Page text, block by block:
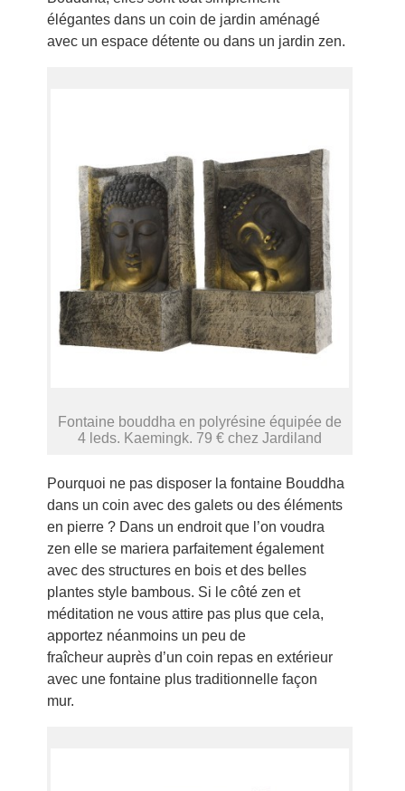
élégantes dans un coin de jardin aménagé
avec un espace détente ou dans un jardin zen.
Fontaine bouddha en polyrésine équipée de
4 leds. Kaemingk. 79 € chez Jardiland
Pourquoi ne pas disposer la fontaine Bouddha
dans un coin avec des galets ou des éléments
en pierre ? Dans un endroit que l’on voudra
zen elle se mariera parfaitement également
avec des structures en bois et des belles
plantes style bambous. Si le côté zen et
méditation ne vous attire pas plus que cela,
apportez néanmoins un peu de
fraîcheur auprès d’un coin repas en extérieur
avec une fontaine plus traditionnelle façon
mur.